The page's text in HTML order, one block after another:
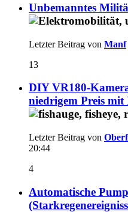
Unbemanntes
Letzter Beitrag von Manf
13
DIY VR180-
niedrigem Preis mit
Letzter Beitrag von
20:44
4
Automatische